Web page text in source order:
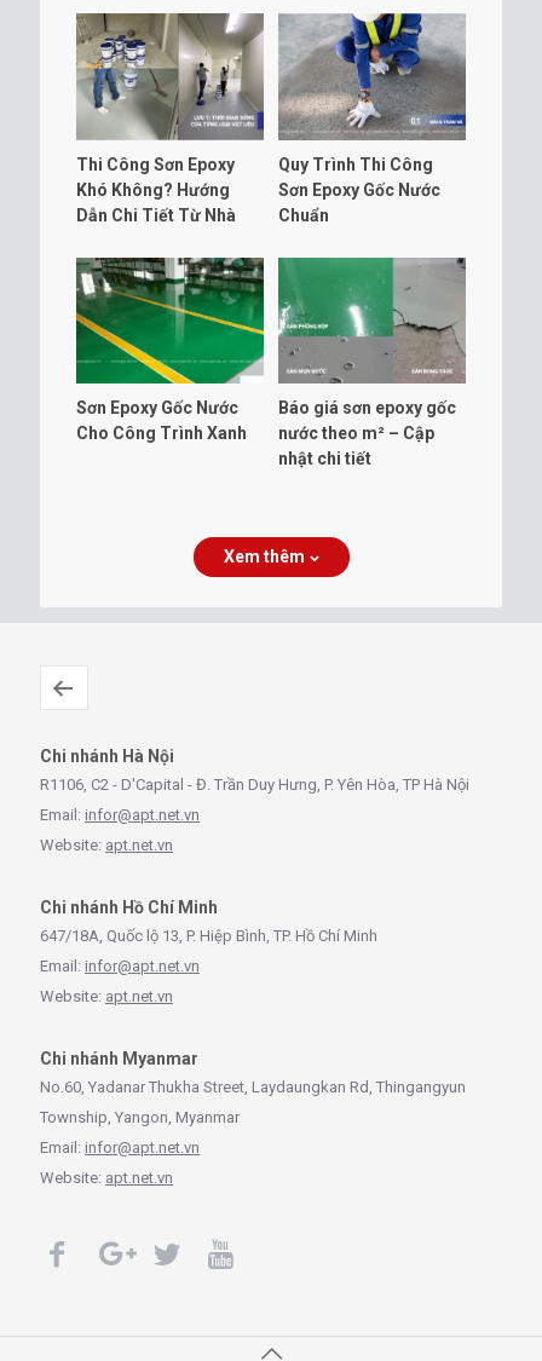
Thi Công Sơn Epoxy
Khó Không? Hướng
Dẫn Chi Tiết Từ Nhà
Quy Trình Thi Công
Sơn Epoxy Gốc Nước
Chuẩn
Sơn Epoxy Gốc Nước
Cho Công Trình Xanh
Báo giá sơn epoxy gốc
nước theo m² – Cập
nhật chi tiết
Xem thêm
Chi nhánh Hà Nội
R1106, C2 - D'Capital - Đ. Trần Duy Hưng, P. Yên Hòa, TP Hà Nội
Email: infor@apt.net.vn
Website: apt.net.vn
Chi nhánh Hồ Chí Minh
647/18A, Quốc lộ 13, P. Hiệp Bình, TP. Hồ Chí Minh
Email: infor@apt.net.vn
Website: apt.net.vn
Chi nhánh Myanmar
No.60, Yadanar Thukha Street, Laydaungkan Rd, Thingangyun
Township, Yangon, Myanmar
Email: infor@apt.net.vn
Website: apt.net.vn